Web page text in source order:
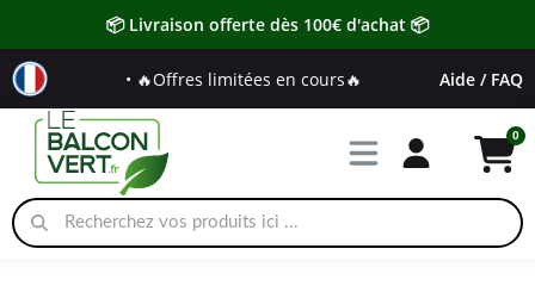
📦 Livraison offerte dès 100€ d'achat 📦
• 🔥Offres limitées en cours🔥 Aide / FAQ